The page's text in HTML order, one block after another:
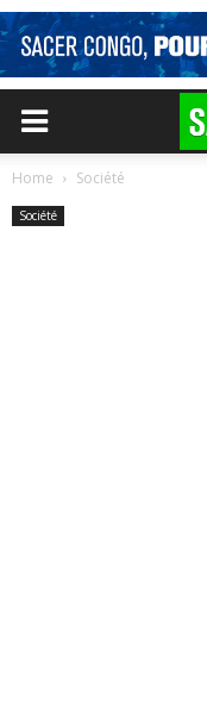
Home Société
Société